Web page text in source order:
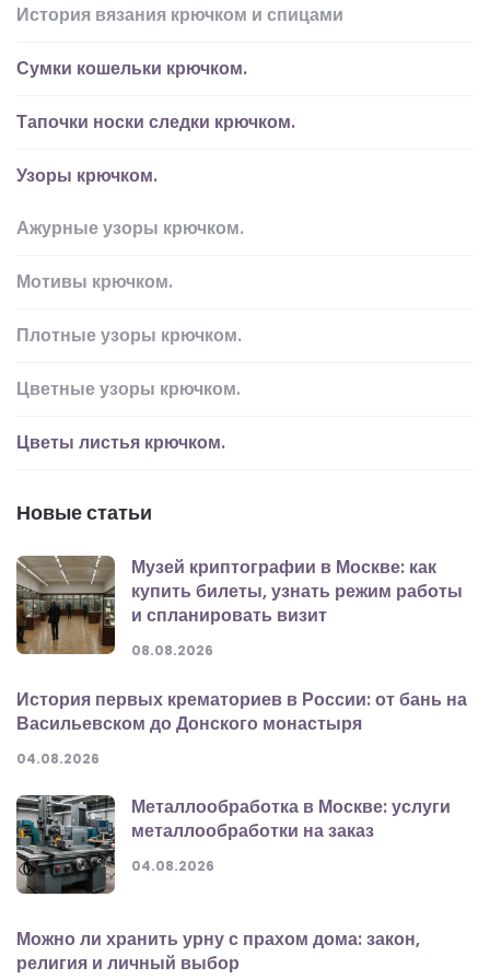
История вязания крючком и спицами
Сумки кошельки крючком.
Тапочки носки следки крючком.
Узоры крючком.
Ажурные узоры крючком.
Мотивы крючком.
Плотные узоры крючком.
Цветные узоры крючком.
Цветы листья крючком.
Новые статьи
Музей криптографии в Москве: как
купить билеты, узнать режим работы
и спланировать визит
08.08.2026
История первых крематориев в России: от бань на
Васильевском до Донского монастыря
04.08.2026
Металлообработка в Москве: услуги
металлообработки на заказ
04.08.2026
Можно ли хранить урну с прахом дома: закон,
религия и личный выбор